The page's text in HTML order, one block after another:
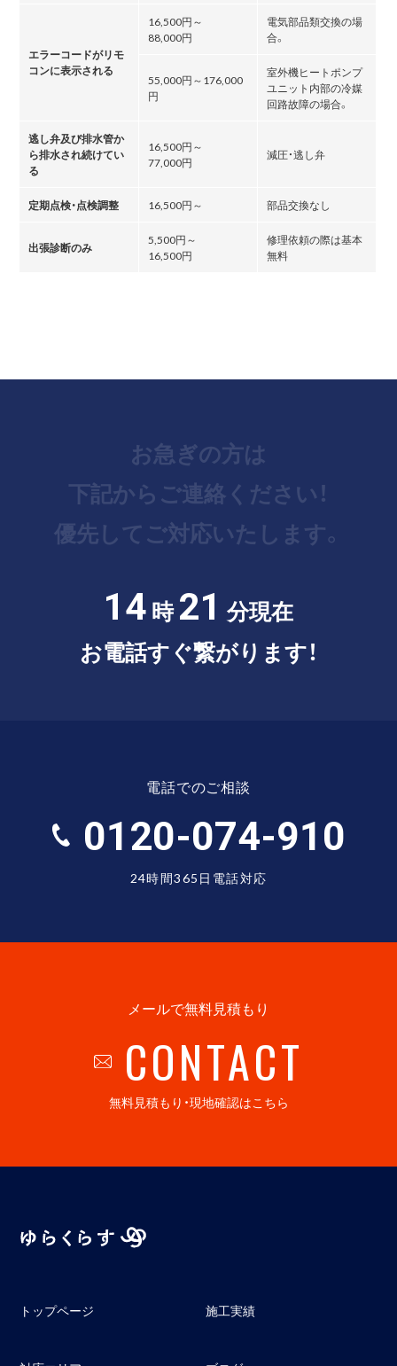
エラーコードがリモ
コンに表示される
16,500円～
88,000円
電気部品類交換の場
合。
55,000円～176,000
円
室外機ヒートポンプ
ユニット内部の冷媒
回路故障の場合。
逃し弁及び排水管か
ら排水され続けてい
る
16,500円～
77,000円
減圧・逃し弁
定期点検・点検調整 16,500円～ 部品交換なし
出張診断のみ
5,500円～
16,500円
修理依頼の際は基本
無料
お急ぎの方は
下記からご連絡ください！
優先してご対応いたします。
14時22 分現在
お電話すぐ繋がります！
電話でのご相談
0120-074-910
24時間365日電話対応
メールで無料見積もり
CONTACT
無料見積もり・現地確認はこちら
トップページ 施工実績